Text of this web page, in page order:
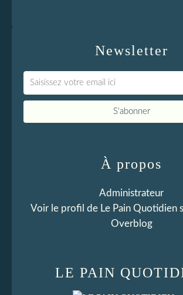
Newsletter
LE PAIN
À propos
Administrateur
Voir le profil de Le Pain Quotidien
Overblog